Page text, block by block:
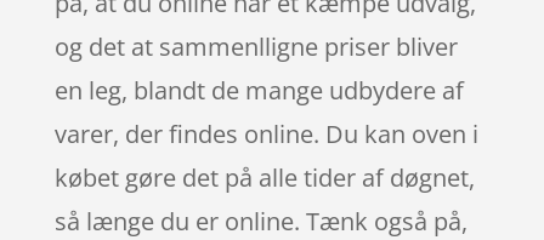
og det at sammenlligne priser bliver
en leg, blandt de mange udbydere af
varer, der findes online. Du kan oven i
købet gøre det på alle tider af døgnet,
så længe du er online. Tænk også på,